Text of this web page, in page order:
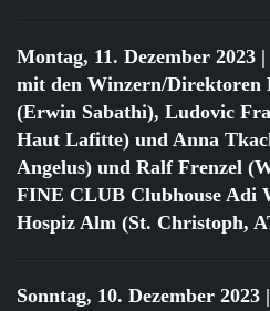
Montag, 11. Dezember 2023
mit den Winzern/Direktoren
(Erwin Sabathi), Ludovic
Haut Lafitte) und Anna
Angelus) und Ralf Frenzel
FINE CLUB Clubhouse Adi
Hospiz Alm (St. Christoph,
Sonntag, 10. Dezember 2023